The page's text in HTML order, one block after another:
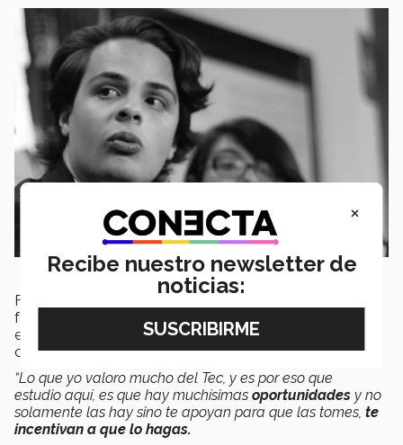
Finalmente compartió cómo ha impactado su
formación en el Tec, enfatizando que en él ha
encontrado las oportunidades en cuanto a debates,
convocatorias, concursos.
“Lo que yo valoro mucho del Tec, y es por eso que
estudio aquí, es que hay muchísimas oportunidades y no
solamente las hay sino te apoyan para que las tomes, te
incentivan a que lo hagas.
×
Recibe nuestro newsletter de
noticias: